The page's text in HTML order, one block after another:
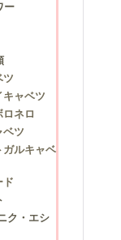
ー
ツ
キャベツ
ロネロ
ベツ
ガルキャベ
ド
ク・エシ